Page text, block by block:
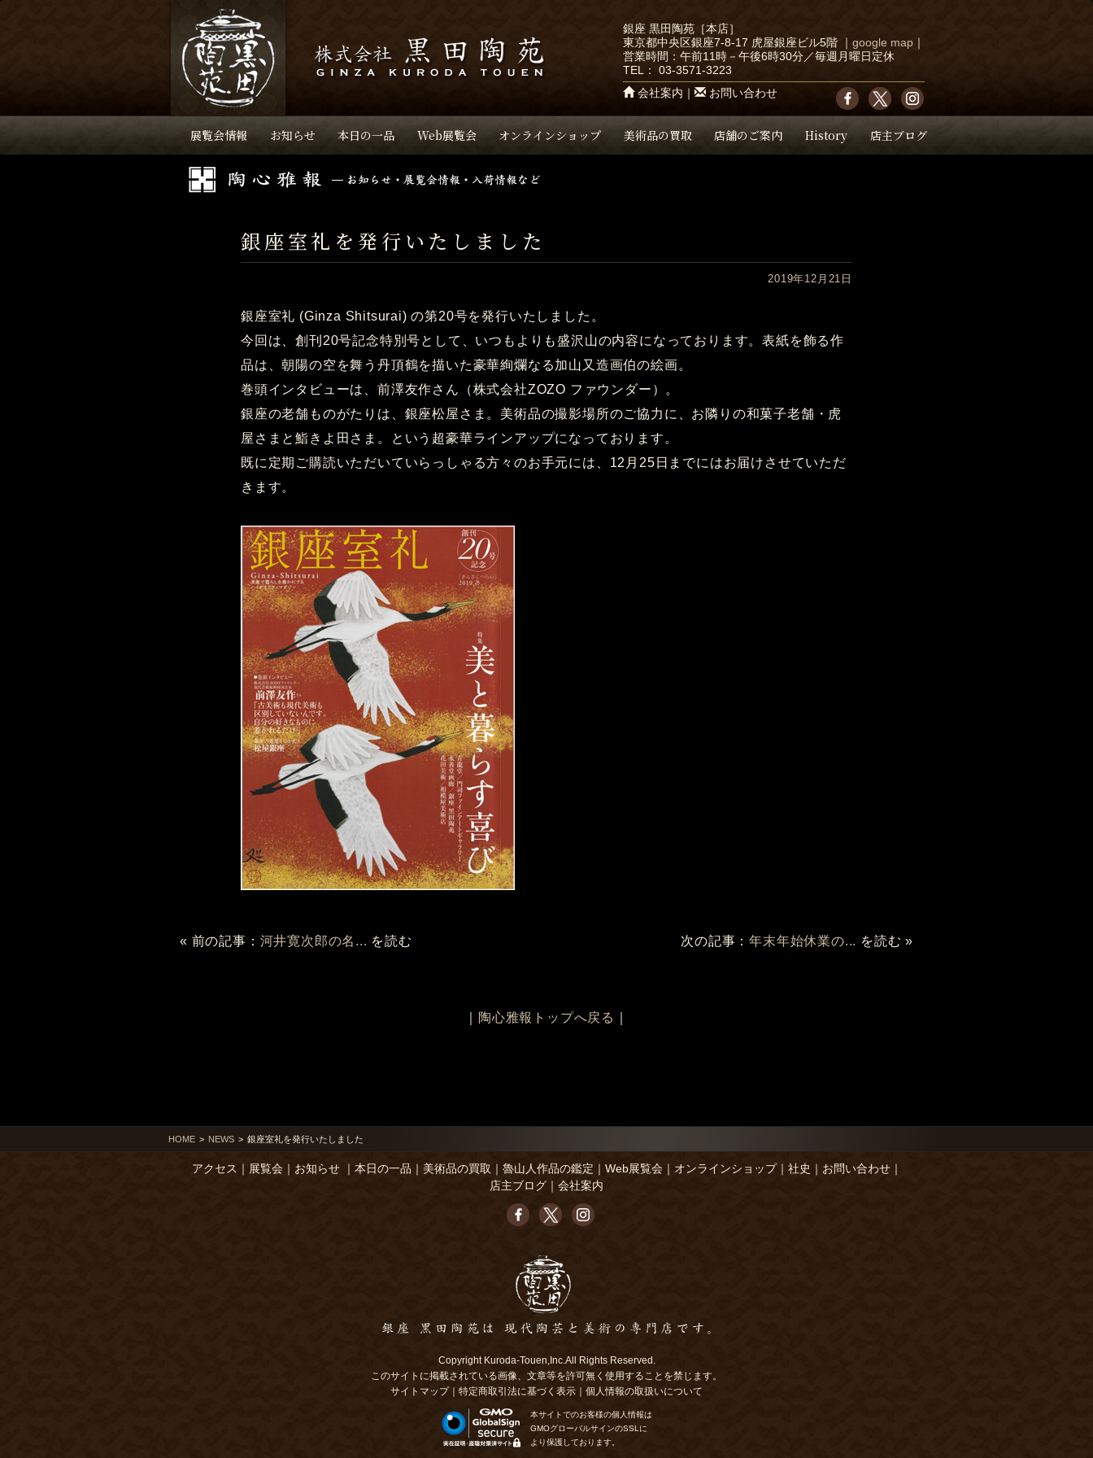
展覧会情報 お知らせ 本日の一品 Web展覧会 オンラインショップ 美術品の買取 店舗のご案内 History 店主ブログ
銀座 黒田陶苑［本店］
東京都中央区銀座7-8-17 虎屋銀座ビル5階
google map
営業時間：午前11時－午後6時30分／毎週月曜日定休
TEL： 03-3571-3223
会社案内
お問い合わせ
銀座室礼を発行いたしました
2019年12月21日
銀座室礼 (Ginza Shitsurai) の第20号を発行いたしました。
今回は、創刊20号記念特別号として、いつもよりも盛沢山の内容になっております。表紙を飾る作
品は、朝陽の空を舞う丹頂鶴を描いた豪華絢爛なる加山又造画伯の絵画。
巻頭インタビューは、前澤友作さん（株式会社ZOZO ファウンダー）。
銀座の老舗ものがたりは、銀座松屋さま。美術品の撮影場所のご協力に、お隣りの和菓子老舗・虎
屋さまと鮨きよ田さま。という超豪華ラインアップになっております。
既に定期ご購読いただいていらっしゃる方々のお手元には、12月25日までにはお届けさせていただ
きます。
« 前の記事： 河井寛次郎の名... を読む 次の記事：年末年始休業の... を読む »
陶心雅報トップへ戻る
HOME > NEWS > 銀座室礼を発行いたしました
アクセス 展覧会｜ お知らせ｜ 本日の一品 美術品の買取 魯山人作品の鑑定 Web展覧会 オンラインショップ｜ 社史 お問い合わせ｜
店主ブログ
会社案内
Copyright Kuroda-Touen,Inc.All Rights Reserved.
このサイトに掲載されている画像、文章等を許可無く使用することを禁じます。
サイトマップ｜ 特定商取引法に基づく表示 個人情報の取扱いについて
本サイトでのお客様の個人情報は
GMOグローバルサインのSSLに
より保護しております。